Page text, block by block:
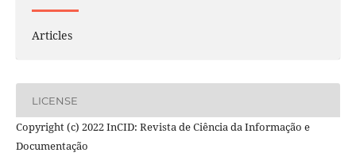
Articles
LICENSE
Copyright (c) 2022 InCID: Revista de Ciência da Informação e
Documentação